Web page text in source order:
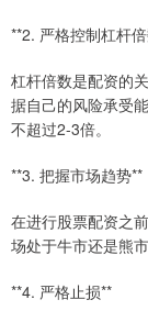
**2. 严格控制杠杆
杠杆倍数是配资的
据自己的风险承受
不超过2-3倍。
**3. 把握市场趋势**
在进行股票配资之
场处于牛市还是熊
**4. 严格止损**